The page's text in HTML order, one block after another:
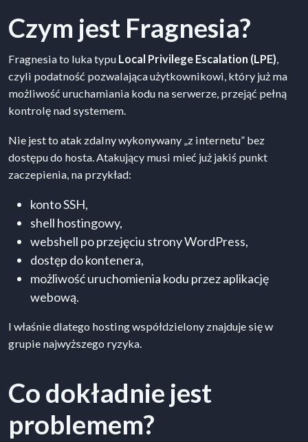
Czym jest Fragnesia?
Fragnesia to luka typu Local Privilege Escalation (LPE),
czyli podatność pozwalająca użytkownikowi, który już ma
możliwość uruchamiania kodu na serwerze, przejąć pełną
kontrolę nad systemem.
Nie jest to atak zdalny wykonywany „z internetu” bez
dostępu do hosta. Atakujący musi mieć już jakiś punkt
zaczepienia, na przykład:
konto SSH,
shell hostingowy,
webshell po przejęciu strony WordPress,
dostęp do kontenera,
możliwość uruchomienia kodu przez aplikację
webową.
I właśnie dlatego hosting współdzielony znajduje się w
grupie najwyższego ryzyka.
Co dokładnie jest
problemem?